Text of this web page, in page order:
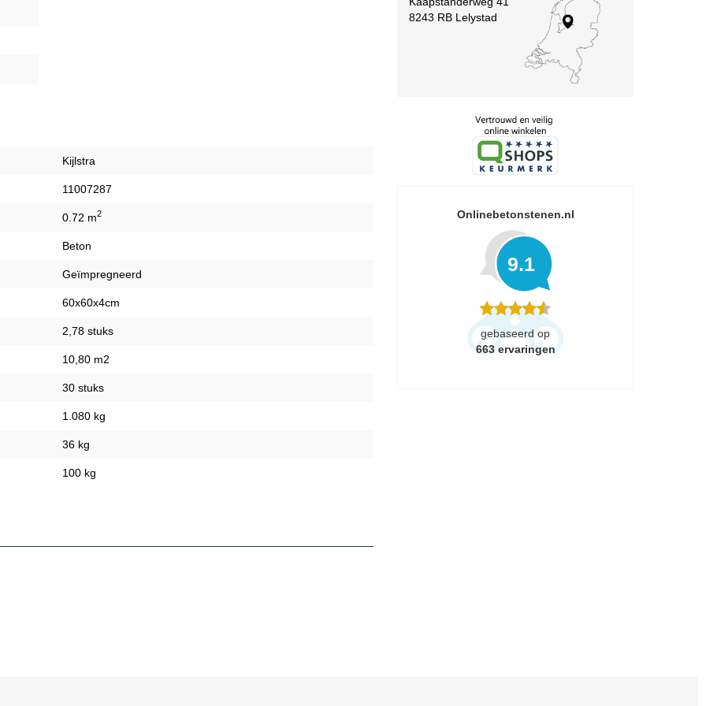
Kijlstra
11007287
0.72 m2
Beton
Geïmpregneerd
60x60x4cm
2,78 stuks
10,80 m2
30 stuks
1.080 kg
36 kg
100 kg
8243 RB Lelystad
Onlinebetonstenen.nl
9.1
gebaseerd op
663 ervaringen